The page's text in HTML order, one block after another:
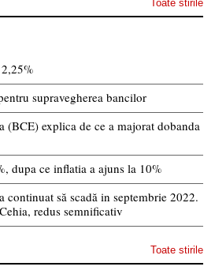
Toate stirile
supravegherea bancilor
(BCE) explica de ce a majorat dobanda
dupa ce inflatia a ajuns la 10%
continuat să scadă in septembrie 2022.
redus semnificativ
Toate stirile